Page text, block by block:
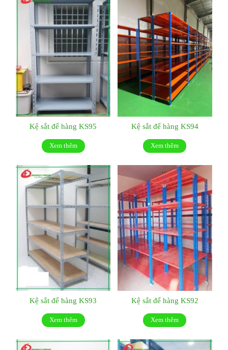
Kệ sắt để hàng KS95
Xem thêm
Kệ sắt để hàng KS94
Xem thêm
Kệ sắt để hàng KS93
Xem thêm
Kệ sắt để hàng KS92
Xem thêm